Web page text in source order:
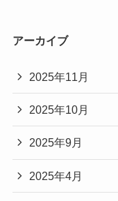
アーカイブ
2025年11月
2025年10月
2025年9月
2025年4月